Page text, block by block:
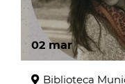
02 mar
Biblioteca